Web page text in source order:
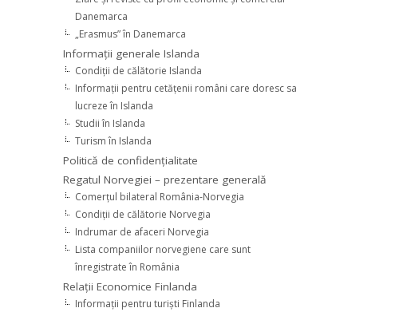
Danemarca
„Erasmus” în Danemarca
Informaţii generale Islanda
Condiţii de călătorie Islanda
Informaţii pentru cetăţenii români care doresc sa
lucreze în Islanda
Studii în Islanda
Turism în Islanda
Politică de confidențialitate
Regatul Norvegiei – prezentare generală
Comerţul bilateral România-Norvegia
Condiții de călătorie Norvegia
Indrumar de afaceri Norvegia
Lista companiilor norvegiene care sunt
înregistrate în România
Relaţii Economice Finlanda
Informaţii pentru turişti Finlanda